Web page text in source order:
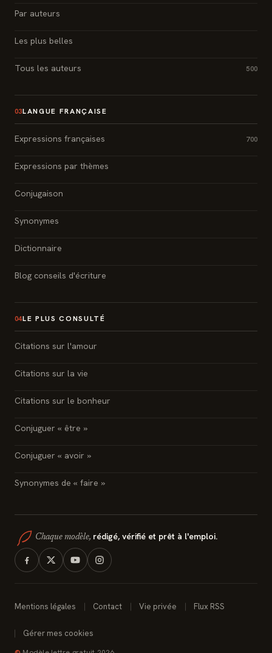
Par auteurs
Les plus belles
Tous les auteurs 500
03LANGUE FRANÇAISE
Expressions françaises 700
Expressions par thèmes
Conjugaison
Synonymes
Dictionnaire
Blog conseils d'écriture
04LE PLUS CONSULTÉ
Citations sur l'amour
Citations sur la vie
Citations sur le bonheur
Conjuguer « être »
Conjuguer « avoir »
Synonymes de « faire »
Chaque modèle, rédigé, vérifié et prêt à l'emploi.
Mentions légales Contact Vie privée Flux RSS
Gérer mes cookies